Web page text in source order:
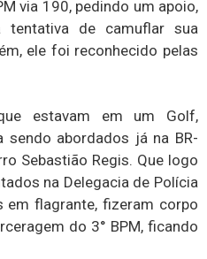
via 190, pedindo um apoio,
de camuflar sua
ele foi reconhecido pelas
estavam em um Golf,
sendo abordados já na BR-
Sebastião Regis. Que logo
na Delegacia de Polícia
em flagrante, fizeram corpo
do 3° BPM, ficando